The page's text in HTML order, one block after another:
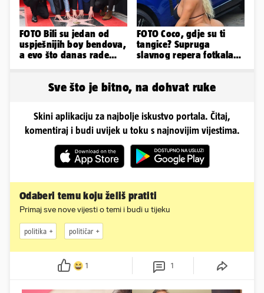
FOTO Bili su jedan od
uspješnijih boy bendova,
a evo što danas rade
FOTO Coco, gdje su ti
tangice? Supruga
slavnog repera fotkala
Sve što je bitno, na dohvat ruke
Skini aplikaciju za najbolje iskustvo portala. Čitaj,
komentiraj i budi uvijek u toku s najnovijim vijestima.
Odaberi temu koju želiš pratiti
Primaj sve nove vijesti o temi i budi u tijeku
politika političar
1 1